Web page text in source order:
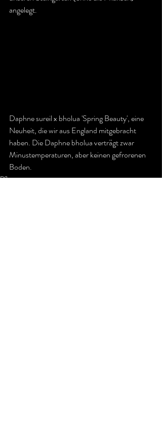
angelegt.
Daphne sureil x bholua 'Spring Beauty', eine
Neuheit, die wir aus England mitgebracht
haben. Die Daphne bholua verträgt zwar
Minustemperaturen, aber keinen gefrorenen
Boden.
Pflanzen